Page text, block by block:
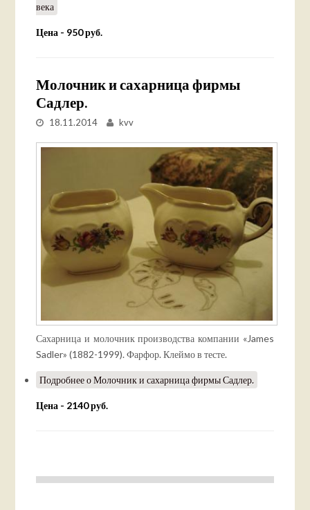
века
Цена - 950 руб.
Молочник и сахарница фирмы
Садлер.
18.11.2014 kvv
Сахарница и молочник производства компании «James
Sadler» (1882-1999). Фарфор. Клеймо в тесте.
Подробнеео Молочник и сахарница фирмы Садлер.
Цена - 2140 руб.